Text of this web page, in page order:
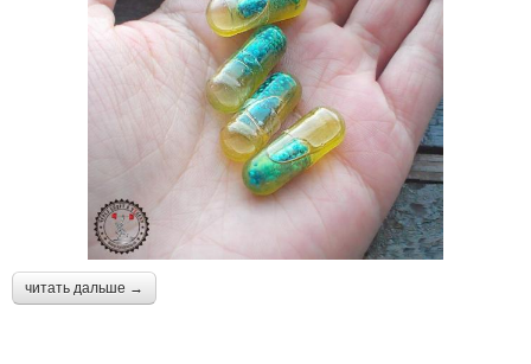
читать дальше →